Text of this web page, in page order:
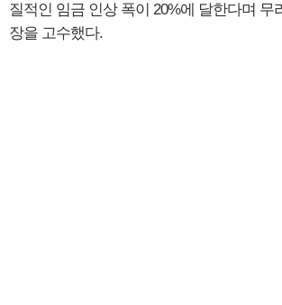
질적인 임금 인상 폭이 20%에 달한다며 무
장을 고수했다.